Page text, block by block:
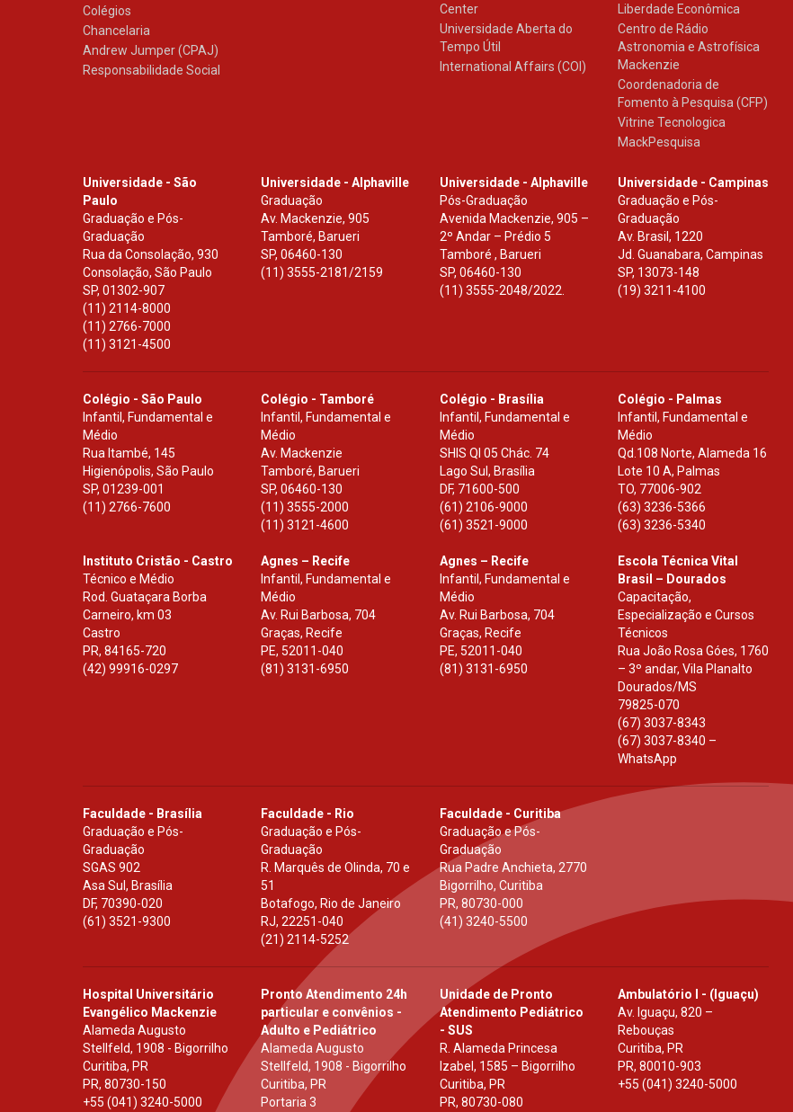
Colégios
Chancelaria
Andrew Jumper (CPAJ)
Responsabilidade Social
Center
Universidade Aberta do
Tempo Útil
International Affairs (COI)
Liberdade Econômica
Centro de Rádio
Astronomia e Astrofísica
Mackenzie
Coordenadoria de
Fomento à Pesquisa (CFP)
Vitrine Tecnologica
MackPesquisa
Universidade - São
Paulo
Graduação e Pós-
Graduação
Rua da Consolação, 930
Consolação, São Paulo
SP, 01302-907
(11) 2114-8000
(11) 2766-7000
(11) 3121-4500
Universidade - Alphaville
Graduação
Av. Mackenzie, 905
Tamboré, Barueri
SP,06460-130
(11) 3555-2181/2159
Universidade - Alphaville
Pós-Graduação
Avenida Mackenzie, 905 –
2º Andar – Prédio 5
Tamboré , Barueri
SP, 06460-130
(11) 3555-2048/2022.
Universidade - Campinas
Graduação e Pós-
Graduação
Av. Brasil, 1220
Jd. Guanabara, Campinas
SP, 13073-148
(19) 3211-4100
Colégio - São Paulo
Infantil, Fundamental e
Médio
Rua Itambé, 145
Higienópolis, São Paulo
SP, 01239-001
(11) 2766-7600
Colégio - Tamboré
Infantil, Fundamental e
Médio
Av. Mackenzie
Tamboré, Barueri
SP,06460-130
(11) 3555-2000
(11) 3121-4600
Colégio - Brasília
Infantil, Fundamental e
Médio
SHIS Ql 05 Chác. 74
Lago Sul, Brasília
DF, 71600-500
(61) 2106-9000
(61) 3521-9000
Colégio - Palmas
Infantil, Fundamental e
Médio
Qd.108 Norte, Alameda 16
Lote 10 A, Palmas
TO, 77006-902
(63) 3236-5366
(63) 3236-5340
Instituto Cristão - Castro
Técnico e Médio
Rod. Guataçara Borba
Carneiro, km 03
Castro
PR, 84165-720
(42) 99916-0297
Agnes – Recife
Infantil, Fundamental e
Médio
Av. Rui Barbosa, 704
Graças, Recife
PE, 52011-040
(81) 3131-6950
Agnes – Recife
Infantil, Fundamental e
Médio
Av. Rui Barbosa, 704
Graças, Recife
PE, 52011-040
(81) 3131-6950
Escola Técnica Vital
Brasil – Dourados
Capacitação,
Especialização e Cursos
Técnicos
Rua João Rosa Góes, 1760
– 3º andar, Vila Planalto
Dourados/MS
79825-070
(67) 3037-8343
(67) 3037-8340 –
WhatsApp
Faculdade - Brasília
Graduação e Pós-
Graduação
SGAS 902
Asa Sul, Brasília
DF, 70390-020
(61) 3521-9300
Faculdade - Rio
Graduação e Pós-
Graduação
R. Marquês de Olinda, 70 e
51
Botafogo, Rio de Janeiro
RJ,22251-040
(21) 2114-5252
Faculdade - Curitiba
Graduação e Pós-
Graduação
Rua Padre Anchieta, 2770
Bigorrilho, Curitiba
PR, 80730-000
(41) 3240-5500
Hospital Universitário
Evangélico Mackenzie
Alameda Augusto
Stellfeld, 1908 - Bigorrilho
Curitiba, PR
PR, 80730-150
+55 (041) 3240-5000
Pronto Atendimento 24h
particular e convênios -
Adulto e Pediátrico
Alameda Augusto
Stellfeld, 1908 - Bigorrilho
Curitiba, PR
Portaria 3
Unidade de Pronto
Atendimento Pediátrico
- SUS
R. Alameda Princesa
Izabel, 1585 – Bigorrilho
Curitiba, PR
PR, 80730-080
Ambulatório I - (Iguaçu)
Av. Iguaçu, 820 –
Rebouças
Curitiba, PR
PR, 80010-903
+55 (041) 3240-5000